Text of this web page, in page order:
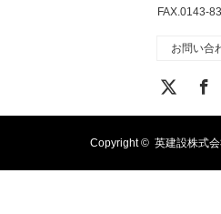
FAX.0143-
お問い合
Instagram
Copyright © 英建設株式